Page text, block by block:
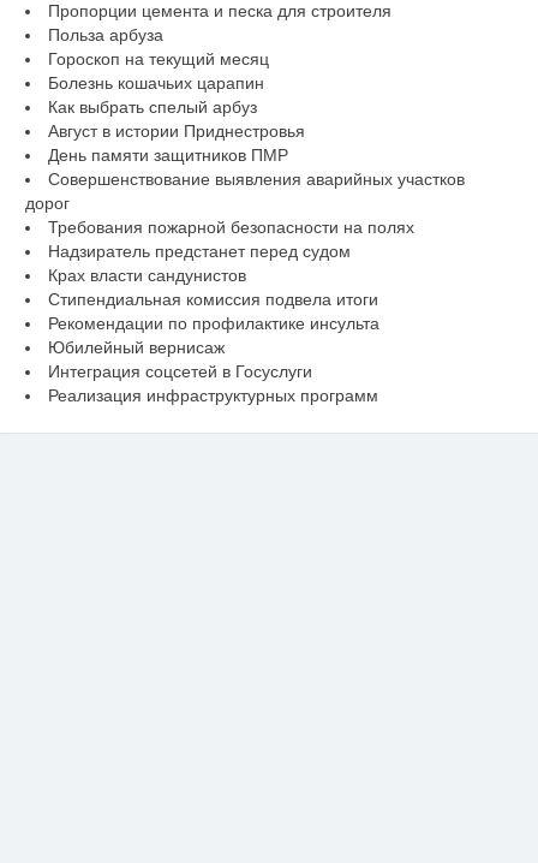
Пропорции цемента и песка для строителя
Польза арбуза
Гороскоп на текущий месяц
Болезнь кошачьих царапин
Как выбрать спелый арбуз
Август в истории Приднестровья
День памяти защитников ПМР
Совершенствование выявления аварийных участков
дорог
Требования пожарной безопасности на полях
Надзиратель предстанет перед судом
Крах власти сандунистов
Стипендиальная комиссия подвела итоги
Рекомендации по профилактике инсульта
Юбилейный вернисаж
Интеграция соцсетей в Госуслуги
Реализация инфраструктурных программ